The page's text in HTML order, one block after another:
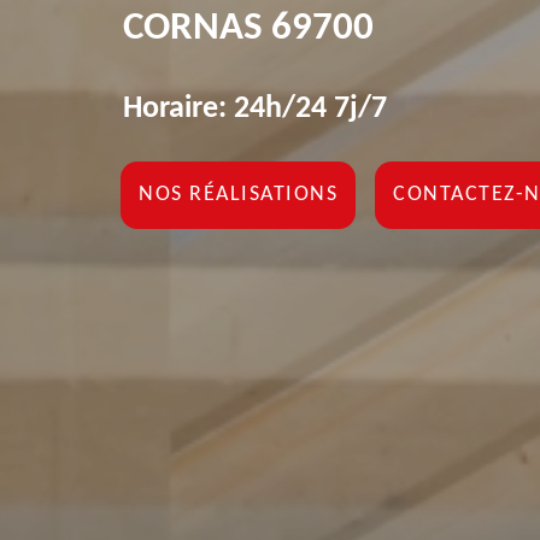
CORNAS 69700
Horaire: 24h/24 7j/7
NOS RÉALISATIONS CONTACTEZ-